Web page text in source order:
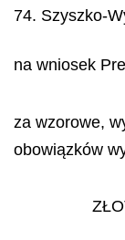
74. Szyszko-
na wniosek
za wzorowe,
obowiązków